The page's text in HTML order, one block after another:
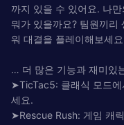
까지 있을 수 있어요. 나
뭐가 있을까요? 팀원끼리
워 대결을 플레이해보세
… 더 많은 기능과 재미있
➤TicTac5: 클래식 모드에
세요.
➤Rescue Rush: 게임 캐